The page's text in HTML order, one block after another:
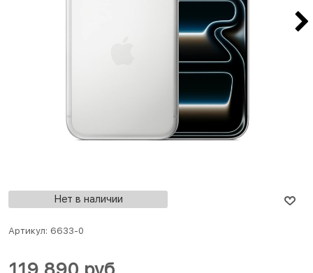
Нет в наличии
Артикул: 6633-0